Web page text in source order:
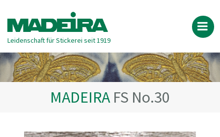
Leidenschaft für Stickerei seit 1919
MADEIRA FS No.30